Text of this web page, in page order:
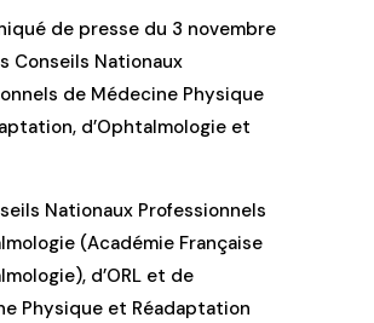
de presse du 3 novembre
Conseils Nationaux
de Médecine Physique
d’Ophtalmologie et
Nationaux Professionnels
(Académie Française
d’ORL et de
Physique et Réadaptation